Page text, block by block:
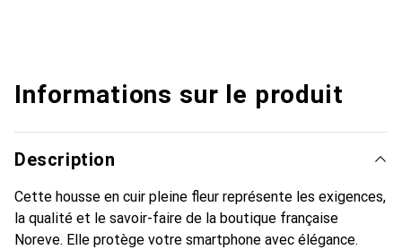
Informations sur le produit
Description
Cette housse en cuir pleine fleur représente les exigences,
la qualité et le savoir-faire de la boutique française
Noreve. Elle protège votre smartphone avec élégance.